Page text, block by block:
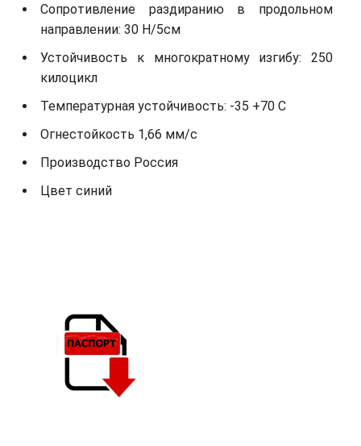
Сопротивление раздиранию в продольном
направлении: 30 Н/5см
Устойчивость к многократному изгибу: 250
килоцикл
Температурная устойчивость: -35 +70 С
Огнестойкость 1,66 мм/с
Производство Россия
Цвет синий